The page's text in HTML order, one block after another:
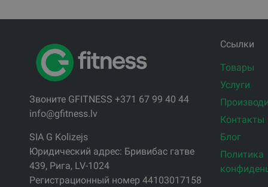
Звоните GFITNESS +371 67 99 40 44
info@gfitness.lv
SIA G Kolizejs
Юридический адрес: Бривибас гатве
439, Рига, LV-1024
Регистрационный номер 44103017158
Ссылки
Товары
Услуги
Контакты
Блог
Политика